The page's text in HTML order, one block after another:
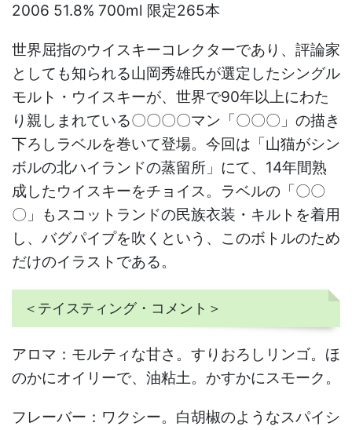
2006 51.8% 700ml 限定265本
世界屈指のウイスキーコレクターであり、評論家
としても知られる山岡秀雄氏が選定したシングル
モルト・ウイスキーが、世界で90年以上にわた
り親しまれている〇〇〇〇マン「〇〇〇」の描き
下ろしラベルを巻いて登場。今回は「山猫がシン
ボルの北ハイランドの蒸留所」にて、14年間熟
成したウイスキーをチョイス。ラベルの「〇〇
〇」もスコットランドの民族衣装・キルトを着用
し、バグパイプを吹くという、このボトルのため
だけのイラストである。
＜テイスティング・コメント＞
アロマ：モルティな甘さ。すりおろしリンゴ。ほ
のかにオイリーで、油粘土。かすかにスモーク。
フレーバー：ワクシー。白胡椒のようなスパイシ